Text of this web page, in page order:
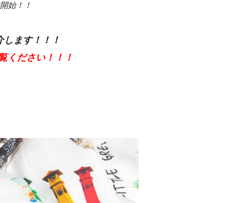
始！！
ます！！！
ください！！！